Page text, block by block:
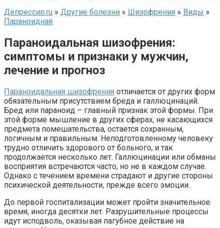
Депрессио.ru » Другие болезни » Шизофрения » Виды »
Параноидная
Параноидальная шизофрения:
симптомы и признаки у мужчин,
лечение и прогноз
Параноидальная шизофрения отличается от других форм
обязательным присутствием бреда и галлюцинаций.
Бред или параноид – главный признак этой формы. При
этой форме мышление в других сферах, не касающихся
предмета помешательства, остается сохранным,
логичным и правильным. Неподготовленному человеку
трудно отличить здорового от больного, и так
продолжается несколько лет. Галлюцинации или обманы
восприятия встречаются часто, но не в каждом случае.
Однако с течением времени страдают и другие стороны
психической деятельности, прежде всего эмоции.
До первой госпитализации может пройти значительное
время, иногда десятки лет. Разрушительные процессы
идут исподволь, оказывая пагубное действие на